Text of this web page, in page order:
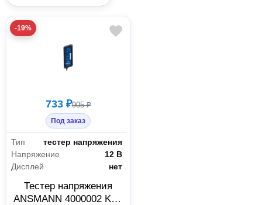
-19%
733 ₽905 ₽
Под заказ
Тип
тестер напряжения
Напряжение
12 В
Дисплей
нет
Тестер напряжения
ANSMANN 4000002 KFZ